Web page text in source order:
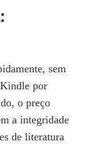
sem
Kindle por
o preço
a integridade
de literatura